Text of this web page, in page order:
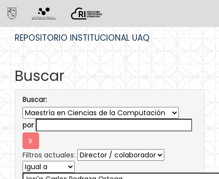
REPOSITORIO INSTITUCIONAL UAQ
Buscar
Buscar:
por
Filtros actuales: